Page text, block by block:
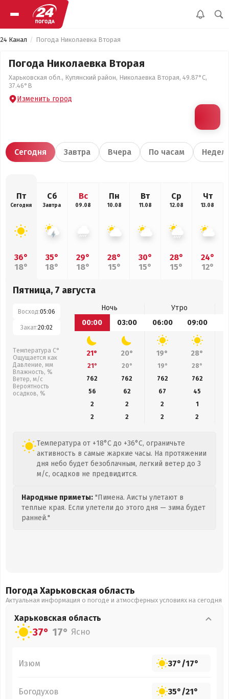
24 Канал Погода Николаевка Вторая
Погода Николаевка Вторая
Харьковская обл., Купянский район, Николаевка Вторая, 49.87°С,
37.46°В
Изменить город
Сегодня Завтра Вчера По часам
Пт
Сегодня
36°
18°
Сб
Завтра
35°
18°
Вс
09.08
29°
18°
Пн
10.08
28°
15°
Вт
11.08
30°
15°
Ср
12.08
28°
15°
Чт
13.08
24°
12°
Пятница, 7 августа
Восход:05:06
Закат:20:02
Температура С°
Ощущается как
Давление, мм
Влажность, %
Ветер, м/с
Вероятность
осадков, %
Ночь
Утро
00:00
03:00 06:00 09:00
21° 20° 19° 28°
21° 20° 19° 28°
762
762 762 762
56
62 67 45
2
2 2
1
2
2 2 2
Температура от +18°C до +36°C, ограничьте
активность в самые жаркие часы. На протяжении
дня небо будет безоблачным, легкий ветер до 3
м/с, осадков не предвидится.
Народные приметы: "Пимена. Аисты улетают в
теплые края. Если улетели до этого дня — зима будет
ранней."
Погода Харьковская область
Актуальная информация о погоде и атмосферных условиях на сегодня
Харьковская область
37° 17° Ясно
Изюм 37°/17°
Богодухов 35°/21°